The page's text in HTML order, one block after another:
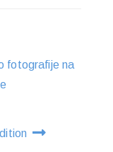
fotografije na